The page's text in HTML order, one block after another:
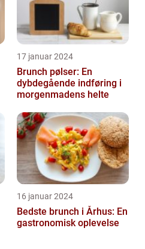
17 januar 2024
Brunch pølser: En
dybdegående indføring i
morgenmadens helte
16 januar 2024
Bedste brunch i Århus: En
gastronomisk oplevelse